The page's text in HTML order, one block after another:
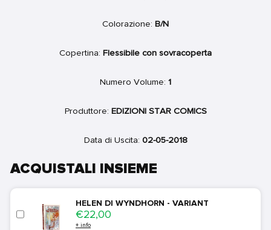
Colorazione: B/N
Copertina: Flessibile con sovracoperta
Numero Volume: 1
Produttore: EDIZIONI STAR COMICS
Data di Uscita: 02-05-2018
ACQUISTALI INSIEME
HELEN DI WYNDHORN - VARIANT
Price
€22,00
+ info